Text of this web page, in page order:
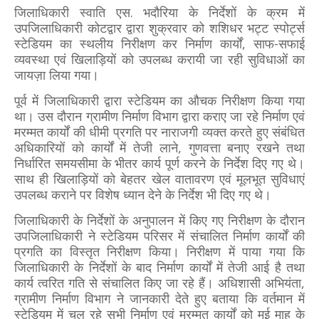
जिलाधिकारी स्वाति एस. भदौरिया के निर्देशों के क्रम में
उपजिलाधिकारी कोटद्वार द्वारा शुक्रवार को शशिधर भट्ट स्पोर्ट्स
स्टेडियम का स्थलीय निरीक्षण कर निर्माण कार्यों, साफ-सफाई
व्यवस्था एवं खिलाड़ियों को उपलब्ध करायी जा रही सुविधाओं का
जायज़ा लिया गया।
पूर्व में जिलाधिकारी द्वारा स्टेडियम का औचक निरीक्षण किया गया
था। उस दौरान ग्रामीण निर्माण विभाग द्वारा कराए जा रहे निर्माण एवं
मरम्मत कार्यों की धीमी प्रगति पर नाराजगी व्यक्त करते हुए संबंधित
अधिकारियों को कार्यों में तेजी लाने, गुणवत्ता बनाए रखने तथा
निर्धारित समयसीमा के भीतर कार्य पूर्ण करने के निर्देश दिए गए थे।
साथ ही खिलाड़ियों को बेहतर खेल वातावरण एवं मूलभूत सुविधाएं
उपलब्ध कराने पर विशेष ध्यान देने के निर्देश भी दिए गए थे।
जिलाधिकारी के निर्देशों के अनुपालन में किए गए निरीक्षण के दौरान
उपजिलाधिकारी ने स्टेडियम परिसर में संचालित निर्माण कार्यों की
प्रगति का विस्तृत निरीक्षण किया। निरीक्षण में पाया गया कि
जिलाधिकारी के निर्देशों के बाद निर्माण कार्यों में तेजी आई है तथा
कार्य त्वरित गति से संचालित किए जा रहे हैं। अधिशासी अभियंता,
ग्रामीण निर्माण विभाग ने जानकारी देते हुए बताया कि वर्तमान में
स्टेडियम में चल रहे सभी निर्माण एवं मरम्मत कार्यों को मई माह के